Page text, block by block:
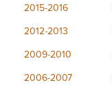
2015-2016
2012-2013
2009-2010
2006-2007